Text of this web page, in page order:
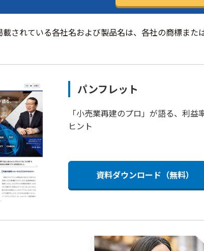
されている各社名および製品名は、各社の商標また
パンフレット
「小売業再建のプロ」が語る、利益
ヒント
資料ダウンロード（無料）